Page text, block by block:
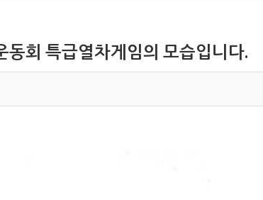
동회 특급열차게임의 모습입니다.